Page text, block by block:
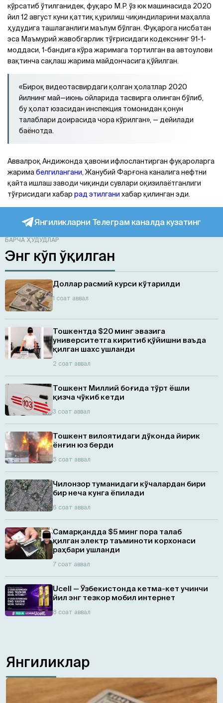
кўрсатиб ўтилганидек, фуқаро М.Р. ўз юк машинасида 2020
йил 12 август куни қаттиқ қурилиш чиқиндиларини маҳалла
ҳудудига ташлаганлиги маълум бўлган. Фуқарога нисбатан
эса Маъмурий жавобгарлик тўғрисидаги кодекснинг 91-1-
моддаси, 1-бандига кўра жаримага тортилган ва автоулови
вақтинча сақлаш жарима майдончасига қўйилган.
«Бироқ видеотасвирдаги қолган ҳолатлар 2020
йилнинг май—июнь ойларида тасвирга олинган бўлиб,
бу ҳолат юзасидан инспекция томонидан қонун
талаблари доирасида чора кўрилган», — дейилади
баёнотда.
Аввалроқ Андижонда ҳавони ифлослантирган фуқароларга
жаримабелгилангани, Жанубий Фарғона каналига нефтни
қайта ишлаш заводи чиқинди сувлари оқизилаётганлиги
тўғрисидаги хабар рад этилгани хабар қилинган эди.
Янгиликларни Телеграм каналда кузатинг
БАРЧА ҲУДУДЛАР
Энг кўп ўқилган
Доллар расмий курси кўтарилди
1 соат аввал
Тошкентда $20 минг эвазига
университетга киритиб қўйишни ваъда
қилган шахс ушланди
2 соат аввал
Тошкент Миллий боғида тўрт ёшли
қизча чўкиб кетди
3 соат аввал
Тошкент вилоятидаги дўконда йирик
ёнғин юз берди
5 соат аввал
Чилонзор туманидаги кўчалардан бири
бир неча кунга ёпилади
6 соат аввал
Самарқандда $5 минг пора талаб
қилган электр таъминоти корхонаси
раҳбари ушланди
7 соат аввал
Ucell — Ўзбекистонда кетма-кет учинчи
йил энг тезкор мобил интернет
8 соат аввал
Янгиликлар